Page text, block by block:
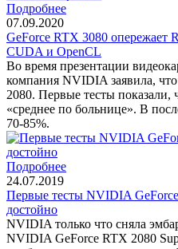
Подробнее
07.09.2020
GeForce RTX 3080 опережает
CUDA и OpenCL
Во время презентации
компания NVIDIA заявила,
2080. Первые тесты показали,
«среднее по больнице». В
70-85%.
Подробнее
24.07.2019
Первые тесты NVIDIA
достойно
NVIDIA только что сняла
NVIDIA GeForce RTX 2080